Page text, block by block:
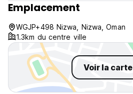
Emplacement
WGJP+498 Nizwa, Nizwa, Oman
1.3km du centre ville
Voir la carte